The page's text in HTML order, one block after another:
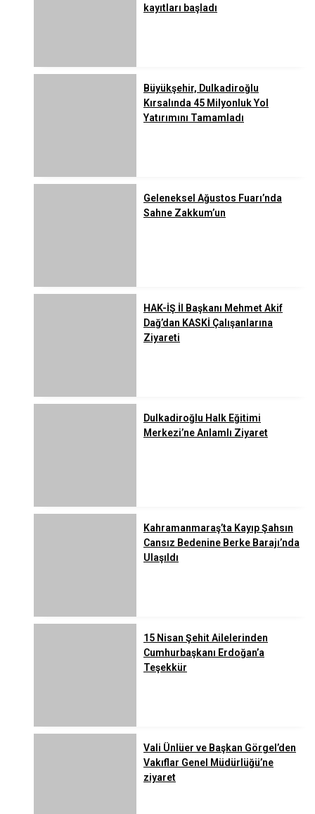
kayıtları başladı
Büyükşehir, Dulkadiroğlu
Kırsalında 45 Milyonluk Yol
Yatırımını Tamamladı
Geleneksel Ağustos Fuarı’nda
Sahne Zakkum’un
HAK-İŞ İl Başkanı Mehmet Akif
Dağ’dan KASKİ Çalışanlarına
Ziyareti
Dulkadiroğlu Halk Eğitimi
Merkezi’ne Anlamlı Ziyaret
Kahramanmaraş’ta Kayıp Şahsın
Cansız Bedenine Berke Barajı’nda
Ulaşıldı
15 Nisan Şehit Ailelerinden
Cumhurbaşkanı Erdoğan’a
Teşekkür
Vali Ünlüer ve Başkan Görgel’den
Vakıflar Genel Müdürlüğü’ne
ziyaret